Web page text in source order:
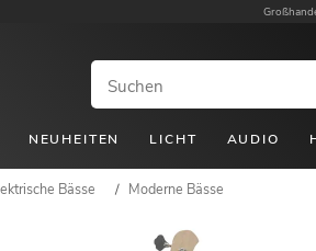
NEUHEITEN LICHT AUDIO
Bässe / Moderne Bässe